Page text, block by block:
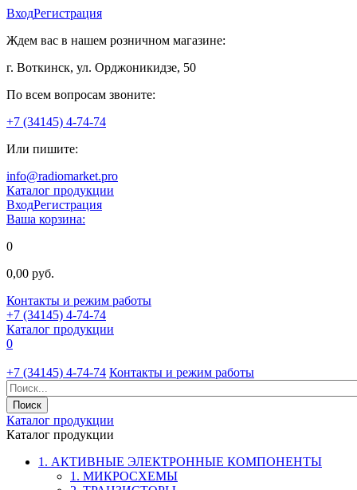
ВходРегистрация
Ждем вас в нашем розничном магазине:
г. Воткинск, ул. Орджоникидзе, 50
По всем вопросам звоните:
+7 (34145) 4-74-74
Или пишите:
info@radiomarket.pro
Каталог продукции
ВходРегистрация
Ваша корзина:
0
0,00 руб.
Контакты и режим работы
+7 (34145) 4-74-74
Каталог продукции
0
+7 (34145) 4-74-74 Контакты и режим работы
Каталог продукции
Каталог продукции
1. АКТИВНЫЕ ЭЛЕКТРОННЫЕ КОМПОНЕНТЫ
1. МИКРОСХЕМЫ